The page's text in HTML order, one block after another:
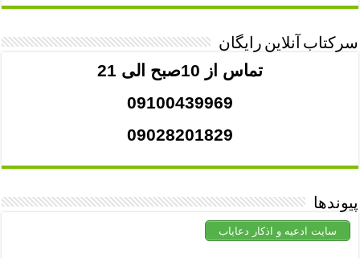
سرکتاب آنلاین رایگان
تماس از 10صبح الی 21
09100439969
09028201829
پیوندها
سایت ادعیه و اذکار دعایاب